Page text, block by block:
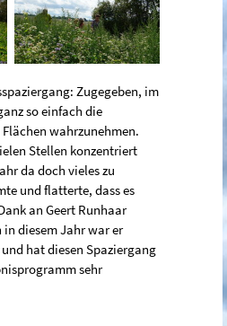
Zugegeben, im
so einfach die
wahrzunehmen.
Stellen konzentriert
da doch vieles zu
und flatterte, dass es
an Geert Runhaar
in diesem Jahr war er
hat diesen Spaziergang
sehr